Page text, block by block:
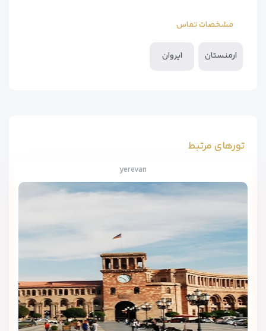
مشخصات تماس
ارمنستان ایروان
تورهای مرتبط
yerevan